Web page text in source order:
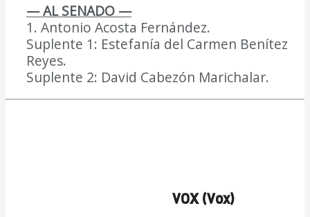
— AL SENADO —
1. Antonio Acosta Fernández.
Suplente 1: Estefanía del Carmen Benítez
Reyes.
Suplente 2: David Cabezón Marichalar.
VOX (Vox)